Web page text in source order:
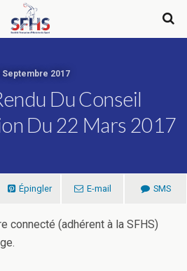
Septembre 2017
Du Conseil
Du 22 Mars 2017
Épingler E-mail SMS
connecté (adhérent à la SFHS)